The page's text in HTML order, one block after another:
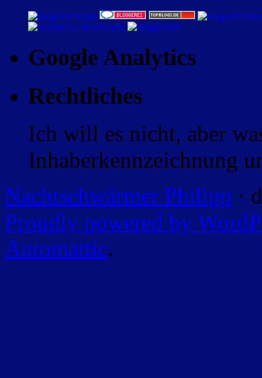
Google Analytics
Rechtliches
Ich will es nicht, aber
Inhaberkennzeichnung
Nachtschwärmer Philipp ·
Proudly powered by
Automattic.